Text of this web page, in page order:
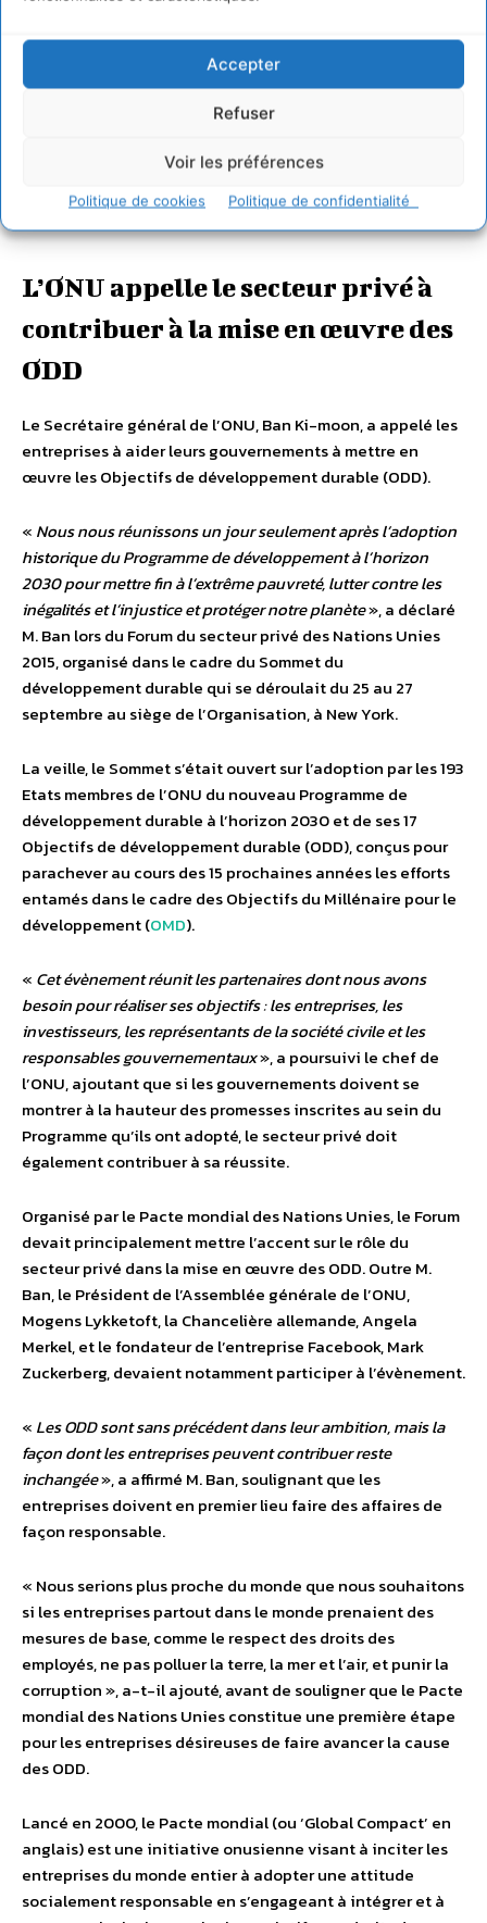
Accepter
Refuser
Voir les préférences
Politique de cookies Politique de confidentialité
L’ONU appelle le secteur privé à
contribuer à la mise en œuvre des
ODD
Le Secrétaire général de l’ONU, Ban Ki-moon, a appelé les
entreprises à aider leurs gouvernements à mettre en
œuvre les Objectifs de développement durable (ODD).
« Nous nous réunissons un jour seulement après l’adoption
historique du Programme de développement à l’horizon
2030 pour mettre fin à l’extrême pauvreté, lutter contre les
inégalités et l’injustice et protéger notre planète», a déclaré
M. Ban lors du Forum du secteur privé des Nations Unies
2015, organisé dans le cadre du Sommet du
développement durable qui se déroulait du 25 au 27
septembre au siège de l’Organisation, à New York.
La veille, le Sommet s’était ouvert sur l’adoption par les 193
Etats membres de l’ONU du nouveau Programme de
développement durable à l’horizon 2030 et de ses 17
Objectifs de développement durable (ODD), conçus pour
parachever au cours des 15 prochaines années les efforts
entamés dans le cadre des Objectifs du Millénaire pour le
développement (OMD).
« Cet évènement réunit les partenaires dont nous avons
besoin pour réaliser ses objectifs : les entreprises, les
investisseurs, les représentants de la société civile et les
responsables gouvernementaux», a poursuivi le chef de
l’ONU, ajoutant que si les gouvernements doivent se
montrer à la hauteur des promesses inscrites au sein du
Programme qu’ils ont adopté, le secteur privé doit
également contribuer à sa réussite.
Organisé par le Pacte mondial des Nations Unies, le Forum
devait principalement mettre l’accent sur le rôle du
secteur privé dans la mise en œuvre des ODD. Outre M.
Ban, le Président de l’Assemblée générale de l’ONU,
Mogens Lykketoft, la Chancelière allemande, Angela
Merkel, et le fondateur de l’entreprise Facebook, Mark
Zuckerberg, devaient notamment participer à l’évènement.
« Les ODD sont sans précédent dans leur ambition, mais la
façon dont les entreprises peuvent contribuer reste
inchangée», a affirmé M. Ban, soulignant que les
entreprises doivent en premier lieu faire des affaires de
façon responsable.
« Nous serions plus proche du monde que nous souhaitons
si les entreprises partout dans le monde prenaient des
mesures de base, comme le respect des droits des
employés, ne pas polluer la terre, la mer et l’air, et punir la
corruption », a-t-il ajouté, avant de souligner que le Pacte
mondial des Nations Unies constitue une première étape
pour les entreprises désireuses de faire avancer la cause
des ODD.
Lancé en 2000, le Pacte mondial (ou ‘Global Compact’ en
anglais) est une initiative onusienne visant à inciter les
entreprises du monde entier à adopter une attitude
socialement responsable en s’engageant à intégrer et à